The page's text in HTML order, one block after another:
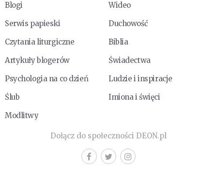
Blogi
Wideo
Serwis papieski
Duchowość
Czytania liturgiczne
Biblia
Artykuły blogerów
Świadectwa
Psychologia na co dzień
Ludzie i inspiracje
Ślub
Imiona i święci
Modlitwy
Dołącz do społeczności DEON.pl